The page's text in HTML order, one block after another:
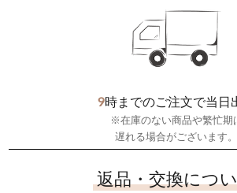
9時までのご注文で当日
※在庫のない商品や繁忙期
遅れる場合がございます。
返品・交換につ